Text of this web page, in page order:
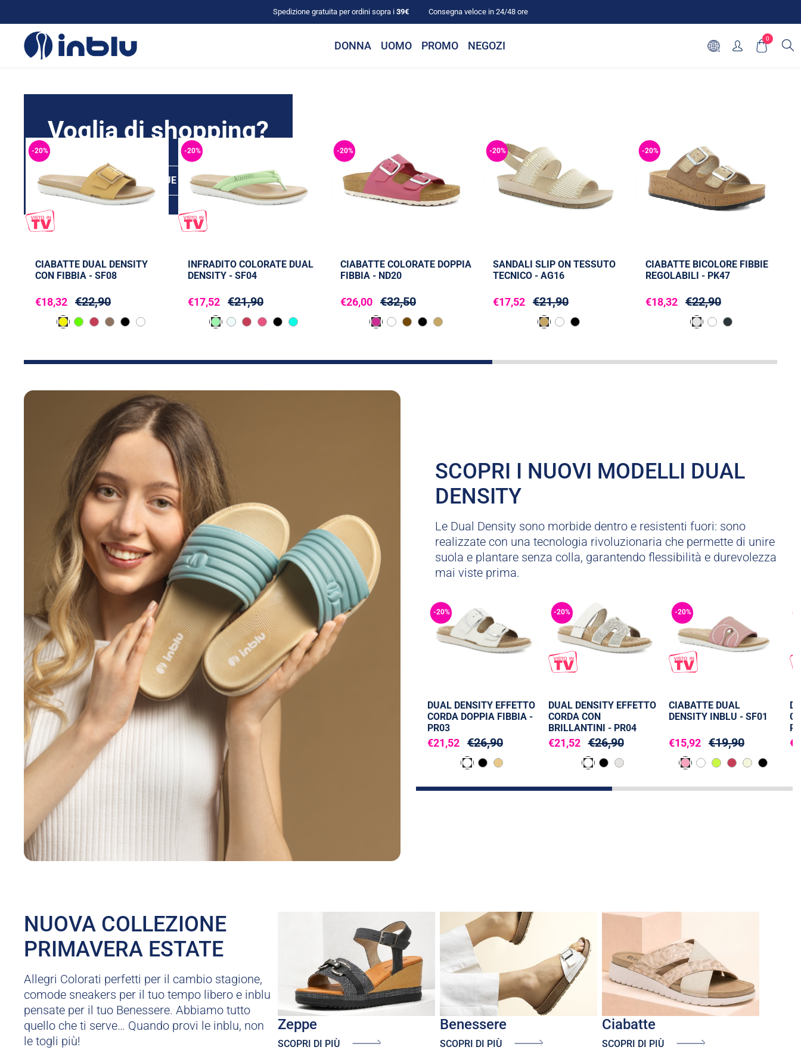
Spedizione gratuita per ordini sopra i 39€ Consegna veloce in 24/48 ore
DONNA UOMO PROMO NEGOZI
0
Voglia di shopping?
SCEGLI LE TUE INBLU
-20%
CIABATTE DUAL DENSITY
CON FIBBIA - SF08
€18,32 €22,90
-20%
INFRADITO COLORATE DUAL
DENSITY - SF04
€17,52 €21,90
-20%
CIABATTE COLORATE DOPPIA
FIBBIA - ND20
€26,00 €32,50
-20%
SANDALI SLIP ON TESSUTO
TECNICO - AG16
€17,52 €21,90
-20%
CIABATTE BICOLORE FIBBIE
REGOLABILI - PK47
€18,32 €22,90
SCOPRI I NUOVI MODELLI DUAL
DENSITY
Le Dual Density sono morbide dentro e resistenti fuori: sono
realizzate con una tecnologia rivoluzionaria che permette di unire
suola e plantare senza colla, garantendo flessibilità e durevolezza
mai viste prima.
-20%
DUAL DENSITY EFFETTO
CORDA DOPPIA FIBBIA -
PR03
€21,52 €26,90
-20%
DUAL DENSITY EFFETTO
CORDA CON
BRILLANTINI - PR04
€21,52 €26,90
-20%
CIABATTE DUAL
DENSITY INBLU - SF01
€15,92 €19,90
NUOVA COLLEZIONE
PRIMAVERA ESTATE
Allegri Colorati perfetti per il cambio stagione,
comode sneakers per il tuo tempo libero e inblu
pensate per il tuo Benessere. Abbiamo tutto
quello che ti serve… Quando provi le inblu, non
le togli più!
zeppe
SCOPRI DI PIÙ
benessere
SCOPRI DI PIÙ
ciabatte
SCOPRI DI PIÙ